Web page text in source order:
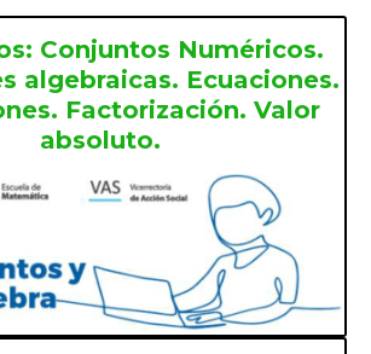
Conjuntos Numéricos.
algebraicas. Ecuaciones.
Factorización. Valor
absoluto.